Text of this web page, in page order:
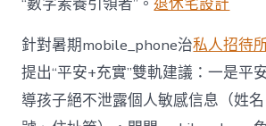
針對暑期mobile_phone治私人招待
提出“平安+充實”雙軌建議：一是平
導孩子絕不泄露個人敏感信息（姓